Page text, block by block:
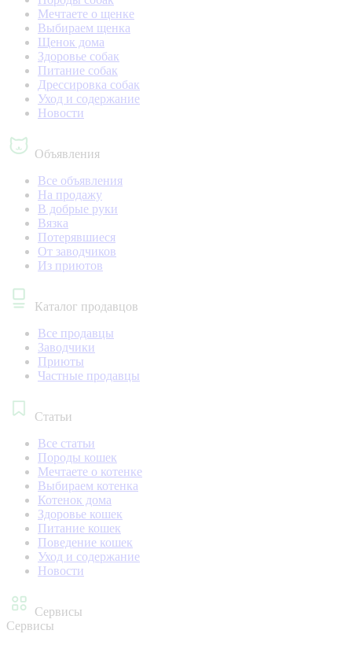
Мечтаете о щенке
Выбираем щенка
Щенок дома
Здоровье собак
Питание собак
Дрессировка собак
Уход и содержание
Новости
Объявления
Все объявления
На продажу
В добрые руки
Вязка
Потерявшиеся
От заводчиков
Из приютов
Каталог продавцов
Все продавцы
Заводчики
Приюты
Частные продавцы
Статьи
Все статьи
Породы кошек
Мечтаете о котенке
Выбираем котенка
Котенок дома
Здоровье кошек
Питание кошек
Поведение кошек
Уход и содержание
Новости
Сервисы
Сервисы